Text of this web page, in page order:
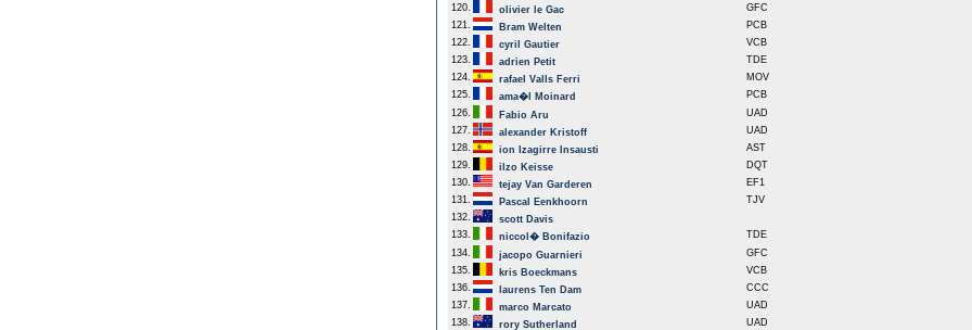
120.
olivier le Gac GFC
121.
Bram Welten PCB
122.
cyril Gautier VCB
123.
adrien Petit TDE
124.
rafael Valls Ferri MOV
125.
ama�l Moinard PCB
126.
Fabio Aru UAD
127.
alexander Kristoff UAD
128.
ion Izagirre Insausti AST
129.
ilzo Keisse DQT
130.
tejay Van Garderen EF1
131.
Pascal Eenkhoorn TJV
132.
scott Davis
133.
niccol� Bonifazio TDE
134.
jacopo Guarnieri GFC
135.
kris Boeckmans VCB
136.
laurens Ten Dam CCC
137.
marco Marcato UAD
138.
rory Sutherland UAD